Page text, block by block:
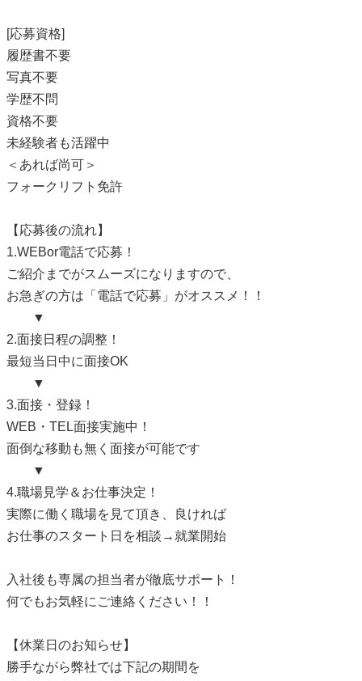
[応募資格]
履歴書不要
写真不要
学歴不問
資格不要
未経験者も活躍中
＜あれば尚可＞
フォークリフト免許
【応募後の流れ】
1.WEBor電話で応募！
ご紹介までがスムーズになりますので、
お急ぎの方は「電話で応募」がオススメ！！
▼
2.面接日程の調整！
最短当日中に面接OK
▼
3.面接・登録！
WEB・TEL面接実施中！
面倒な移動も無く面接が可能です
▼
4.職場見学＆お仕事決定！
実際に働く職場を見て頂き、良ければ
お仕事のスタート日を相談→就業開始
入社後も専属の担当者が徹底サポート！
何でもお気軽にご連絡ください！！
【休業日のお知らせ】
勝手ながら弊社では下記の期間を